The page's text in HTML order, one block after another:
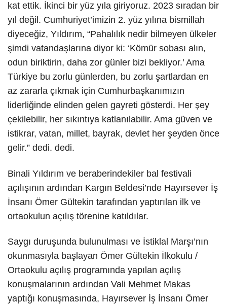
kat ettik. İkinci bir yüz yıla giriyoruz. 2023 sıradan bir
yıl değil. Cumhuriyet’imizin 2. yüz yılına bismillah
diyeceğiz, Yıldırım, “Pahalılık nedir bilmeyen ülkeler
şimdi vatandaşlarına diyor ki: ‘Kömür sobası alın,
odun biriktirin, daha zor günler bizi bekliyor.’ Ama
Türkiye bu zorlu günlerden, bu zorlu şartlardan en
az zararla çıkmak için Cumhurbaşkanımızın
liderliğinde elinden gelen gayreti gösterdi. Her şey
çekilebilir, her sıkıntıya katlanılabilir. Ama güven ve
istikrar, vatan, millet, bayrak, devlet her şeyden önce
gelir.” dedi. dedi.
Binali Yıldırım ve beraberindekiler bal festivali
açılışının ardından Kargın Beldesi’nde Hayırsever İş
İnsanı Ömer Gültekin tarafından yaptırılan ilk ve
ortaokulun açılış törenine katıldılar.
Saygı duruşunda bulunulması ve İstiklal Marşı’nın
okunmasıyla başlayan Ömer Gültekin İlkokulu /
Ortaokulu açılış programında yapılan açılış
konuşmalarının ardından Vali Mehmet Makas
yaptığı konuşmasında, Hayırsever İş İnsanı Ömer